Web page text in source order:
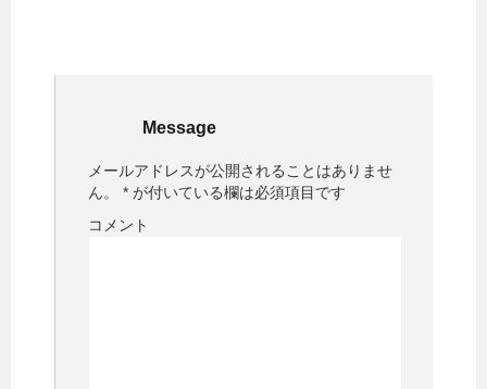
Message
メールアドレスが公開されることはありませ
ん。
* が付いている欄は必須項目です
コメント